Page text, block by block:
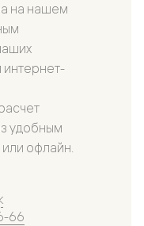
на нашем
интернет-
удобным
офлайн.
66